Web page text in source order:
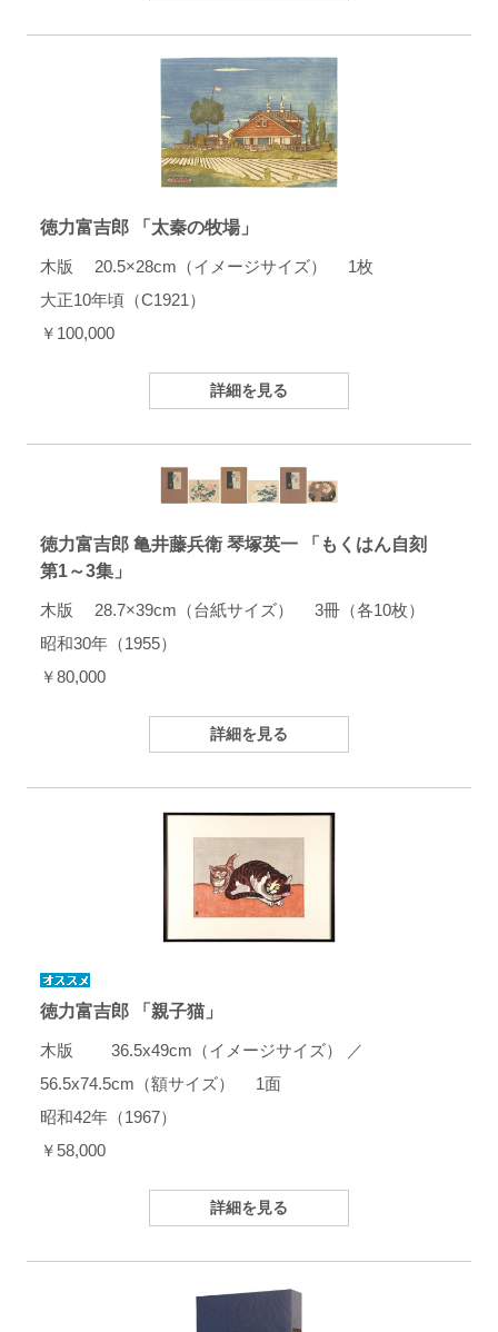
徳力富吉郎 「太秦の牧場」
木版 20.5×28cm（イメージサイズ） 1枚
大正10年頃（C1921）
￥100,000
詳細を見る
徳力富吉郎 亀井藤兵衛 琴塚英一 「もくはん自刻
第1～3集」
木版 28.7×39cm（台紙サイズ） 3冊（各10枚）
昭和30年（1955）
￥80,000
詳細を見る
徳力富吉郎 「親子猫」
木版 36.5x49cm（イメージサイズ） ／
56.5x74.5cm（額サイズ） 1面
昭和42年（1967）
￥58,000
詳細を見る